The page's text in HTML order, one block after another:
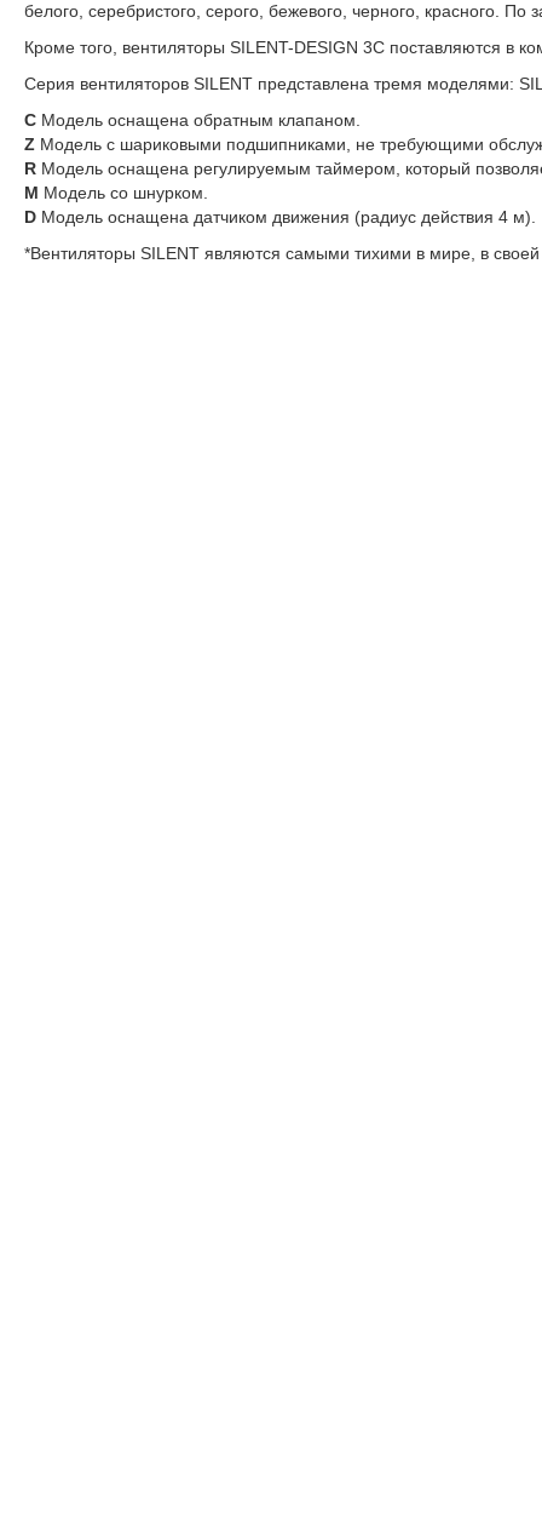
белого, серебристого, серого, бежевого, черного, красного.
Кроме того, вентиляторы SILENT-DESIGN 3C поставляются в
Серия вентиляторов SILENT представлена тремя моделями:
C Модель оснащена обратным клапаном.
Z Модель с шариковыми подшипниками, не требующими
R Модель оснащена регулируемым таймером, который
M Модель со шнурком.
D Модель оснащена датчиком движения (радиус действия 4 м).
*Вентиляторы SILENT являются самыми тихими в мире, в